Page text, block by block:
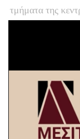
τμήματα της
ορεινά, θα
Οι άνεμοι στα
στα ανατολικά